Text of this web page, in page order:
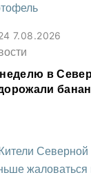
7.08.2026
в